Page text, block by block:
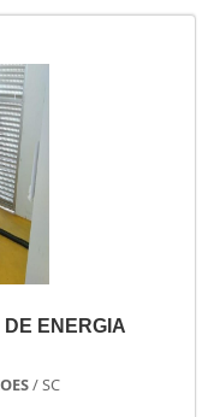
ENERGIA
/ SC